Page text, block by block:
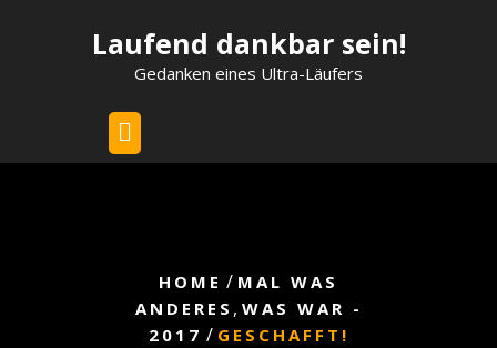
Laufend dankbar sein!
Gedanken eines Ultra-Läufers
HOME / MAL WAS
ANDERES , WAS WAR -
2017 / GESCHAFFT!